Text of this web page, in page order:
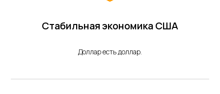
Стабильная экономика США
Доллар есть доллар.